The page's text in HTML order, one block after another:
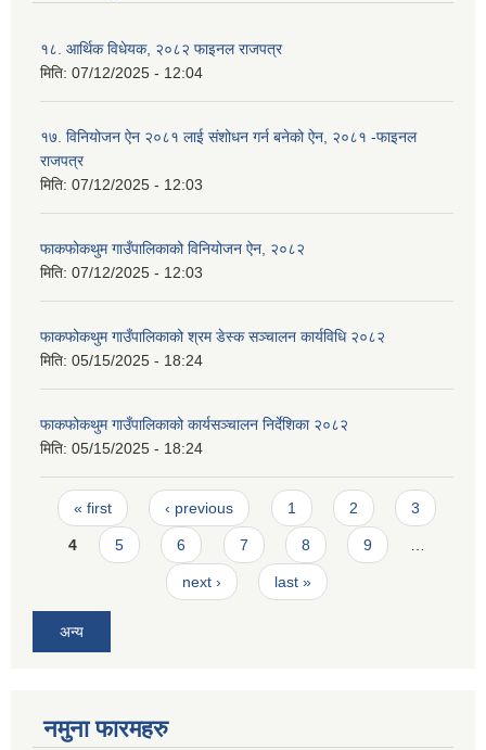
१८. आर्थिक विधेयक, २०८२ फाइनल राजपत्र
मिति: 07/12/2025 - 12:04
१७. विनियोजन ऐन २०८१ लाई संशोधन गर्न बनेको ऐन, २०८१ -फाइनल
राजपत्र
मिति: 07/12/2025 - 12:03
फाकफोकथुम गाउँपालिकाको विनियोजन ऐन, २०८२
मिति: 07/12/2025 - 12:03
फाकफोकथुम गाउँपालिकाको श्रम डेस्क सञ्चालन कार्यविधि २०८२
मिति: 05/15/2025 - 18:24
फाकफोकथुम गाउँपालिकाको कार्यसञ्चालन निर्देशिका २०८२
मिति: 05/15/2025 - 18:24
Pages
« first ‹ previous 1 2 3
4 5 6 7 8 9
next › last »
अन्य
नमुना फारमहरु